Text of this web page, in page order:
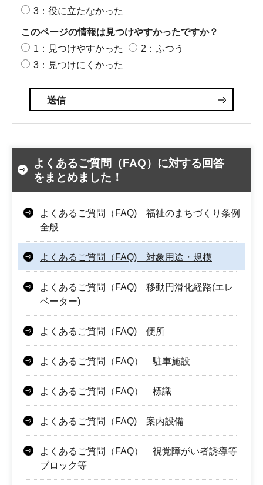
3：役に立たなかった
このページの情報は見つけやすかったですか？
1：見つけやすかった
2：ふつう
3：見つけにくかった
よくあるご質問（FAQ）に対する回答
をまとめました！
よくあるご質問（FAQ) 福祉のまちづくり条例
全般
よくあるご質問（FAQ) 対象用途・規模
よくあるご質問（FAQ) 移動円滑化経路(エレ
ベーター)
よくあるご質問（FAQ) 便所
よくあるご質問（FAQ） 駐車施設
よくあるご質問（FAQ） 標識
よくあるご質問（FAQ) 案内設備
よくあるご質問（FAQ） 視覚障がい者誘導等
ブロック等